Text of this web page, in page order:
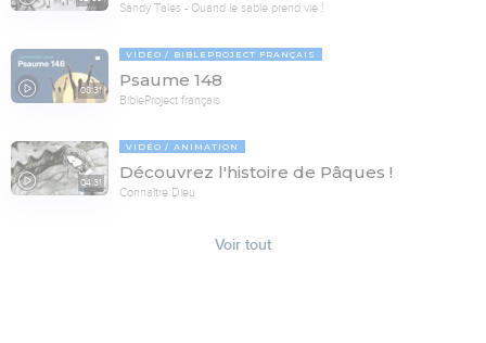
Sandy Tales - Quand le sable prend vie !
08:31
VIDÉO BIBLEPROJECT FRANÇAIS
Psaume 148
BibleProject français
04:31
VIDÉO ANIMATION
Découvrez l'histoire de Pâques !
Connaître Dieu
Voir tout